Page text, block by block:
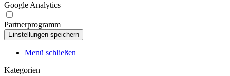
Google Analytics
Partnerprogramm
Menü schließen
Kategorien